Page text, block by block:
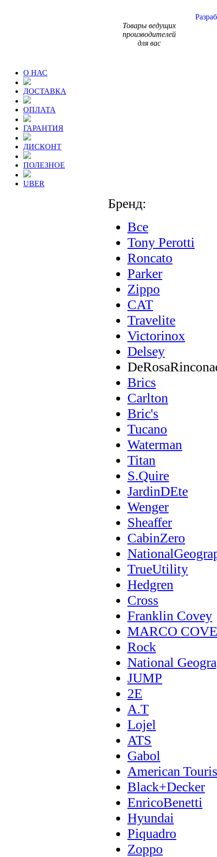
Товары ведущих
производителей
для вас
О НАС
ДОСТАВКА
ОПЛАТА
ГАРАНТИЯ
ДИСКОНТ
ПОЛЕЗНОЕ
UBER
Бренд:
Все
Tony Perotti
Roncato
Parker
Zippo
CAT
Travelite
Victorinox
Delsey
Brics
Carlton
Bric's
Tucano
Waterman
Titan
S.Quire
JardinDEte
Wenger
Sheaffer
CabinZero
TrueUtility
Hedgren
Cross
Franklin Covey
MARCO
Rock
National
JUMP
2E
A.T
Lojel
ATS
Gabol
American
Black+Decker
EnricoBenetti
Hyundai
Piquadro
Zoppo